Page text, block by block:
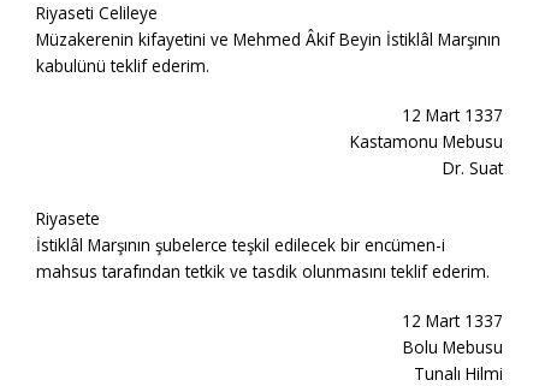
Riyaseti Celileye
Müzakerenin kifayetini ve Mehmed Âkif Beyin İstiklâl Marşının
kabulünü teklif ederim.
12 Mart 1337
Kastamonu Mebusu
Dr. Suat
Riyasete
İstiklâl Marşının şubelerce teşkil edilecek bir encümen-i
mahsus tarafından tetkik ve tasdik olunmasını teklif ederim.
12 Mart 1337
Bolu Mebusu
Tunalı Hilmi